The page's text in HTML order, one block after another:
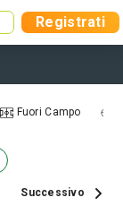
Registrati
Fuori Campo
Successivo